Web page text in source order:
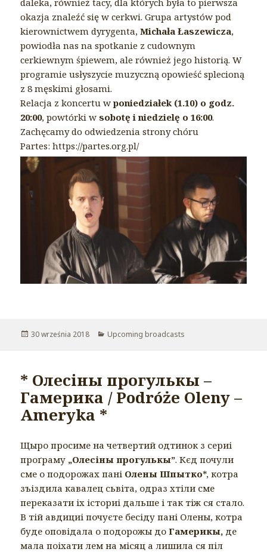
daleka, również tacy, dla których była to pierwsza
okazja znaleźć się w cerkwi. Grupa artystów pod
kierownictwem dyrygenta,Michała Łaszewicza,
powiodła nas na spotkanie z cudownym
cerkiewnym śpiewem, ale również jego historią. W
programie usłyszycie muzyczną opowieść splecioną
z 8 męskimi głosami.
Relacja z koncertu wponiedziałek (1.10) o godz.
20:00, powtórki wsobotę i niedzielę o 16:00.
Zachęcamy do odwiedzenia strony chóru
Partes: https://partes.org.pl/
Opublikowano
30 września 2018 Kategorie
Upcoming broadcasts
* Олесіны прогулькы –
Гамерика / Podróże Oleny –
Ameryka *
Щыро просиме на четвертий одтинок з сериі
проґраму „Олесіны прогулькы”. Кєд почули
сме о подорожах пані Олены Шпытко*, котра
зъіздила кавалец сьвіта, одраз хтіли сме
переказати іх істориі дальше і так тіж ся стало.
В тій авдициі почуєте бесіду пані Олены, котра
буде оповідала о подорожы доГамерикы, де
мала поіхати лем на місяц а лишила ся піл